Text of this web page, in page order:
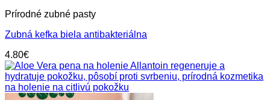
Prírodné zubné pasty
Zubná kefka biela antibakteriálna
4.80€